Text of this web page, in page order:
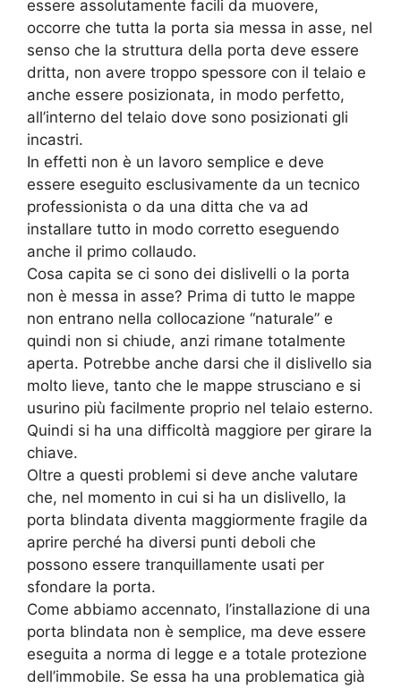
essere assolutamente facili da muovere,
occorre che tutta la porta sia messa in asse, nel
senso che la struttura della porta deve essere
dritta, non avere troppo spessore con il telaio e
anche essere posizionata, in modo perfetto,
all’interno del telaio dove sono posizionati gli
incastri.
In effetti non è un lavoro semplice e deve
essere eseguito esclusivamente da un tecnico
professionista o da una ditta che va ad
installare tutto in modo corretto eseguendo
anche il primo collaudo.
Cosa capita se ci sono dei dislivelli o la porta
non è messa in asse? Prima di tutto le mappe
non entrano nella collocazione “naturale” e
quindi non si chiude, anzi rimane totalmente
aperta. Potrebbe anche darsi che il dislivello sia
molto lieve, tanto che le mappe strusciano e si
usurino più facilmente proprio nel telaio esterno.
Quindi si ha una difficoltà maggiore per girare la
chiave.
Oltre a questi problemi si deve anche valutare
che, nel momento in cui si ha un dislivello, la
porta blindata diventa maggiormente fragile da
aprire perché ha diversi punti deboli che
possono essere tranquillamente usati per
sfondare la porta.
Come abbiamo accennato, l’installazione di una
porta blindata non è semplice, ma deve essere
eseguita a norma di legge e a totale protezione
dell’immobile. Se essa ha una problematica già